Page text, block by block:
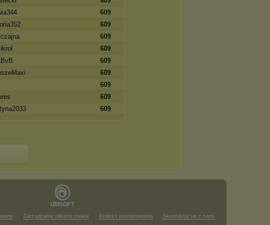
609
609
609
609
609
609
609
609
609
Zarządzanie plikami cookie Kodeks postępowania Skontaktuj się z nami